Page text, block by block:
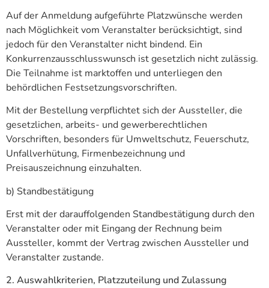
Auf der Anmeldung aufgeführte Platzwünsche werden
nach Möglichkeit vom Veranstalter berücksichtigt, sind
jedoch für den Veranstalter nicht bindend. Ein
Konkurrenzausschlusswunsch ist gesetzlich nicht zulässig.
Die Teilnahme ist marktoffen und unterliegen den
behördlichen Festsetzungsvorschriften.
Mit der Bestellung verpflichtet sich der Aussteller, die
gesetzlichen, arbeits- und gewerberechtlichen
Vorschriften, besonders für Umweltschutz, Feuerschutz,
Unfallverhütung, Firmenbezeichnung und
Preisauszeichnung einzuhalten.
b) Standbestätigung
Erst mit der darauffolgenden Standbestätigung durch den
Veranstalter oder mit Eingang der Rechnung beim
Aussteller, kommt der Vertrag zwischen Aussteller und
Veranstalter zustande.
2. Auswahlkriterien, Platzzuteilung und Zulassung